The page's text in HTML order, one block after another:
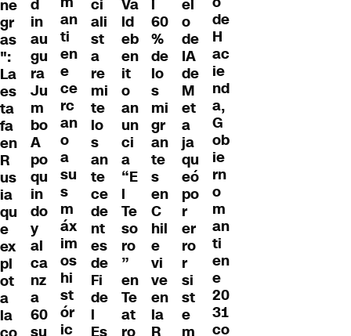
ne
gr
as
":
La
es
ta
fa
en
R
us
ia
qu
e
ex
pl
ot
a
la
d
in
au
gu
ra
Ju
m
bo
A
po
qu
in
do
y
al
ca
nz
a
60
an
ti
en
e
ce
rc
an
o
a
su
s
m
áx
im
os
hi
st
ór
ic
ci
ali
st
a
re
mi
te
lo
s
an
te
ce
de
nt
es
de
Fi
de
l
Va
ld
eb
en
it
o
an
un
ci
a
“E
l
Te
so
ro
”
en
Te
at
l
60
%
de
lo
s
mi
gr
an
te
s
en
C
hil
e
vi
ve
en
la
el
o
de
IA
de
M
et
a
ja
qu
eó
po
r
er
ro
r
si
st
e
m
de
H
ac
ie
nd
a,
G
ob
ie
rn
o
m
an
ti
en
e
20
31
co